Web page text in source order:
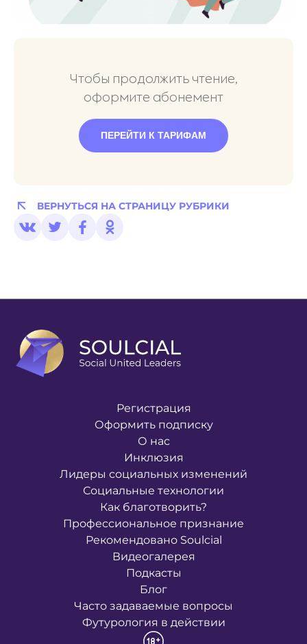
Чтобы продолжить чтение,
оформите абонемент
ПЕРЕЙТИ К ТАРИФАМ
ВЕРНУТЬСЯ НА СТРАНИЦУ РУБРИКИ
Регистрация
Оформить подписку
О нас
Инклюзия
Лидеры социальных изменений
Социальные технологии
Как благотворить?
Профессиональное признание
Рекомендовано Soulcial
Видеогалерея
Подкасты
Блог
Часто задаваемые вопросы
Футурология в действии